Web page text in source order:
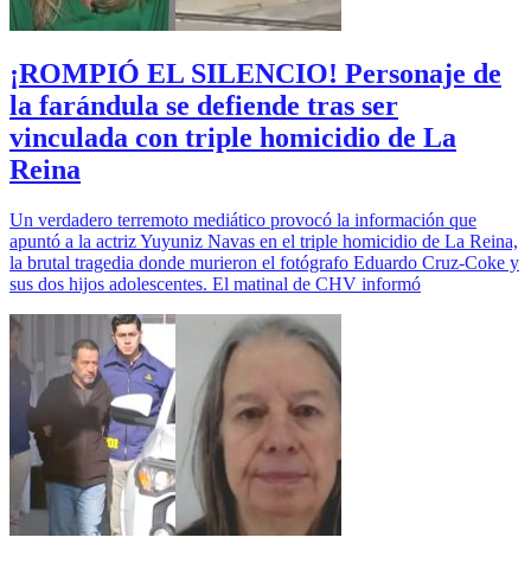
¡ROMPIÓ EL SILENCIO! Personaje de
la farándula se defiende tras ser
vinculada con triple homicidio de La
Reina
Un verdadero terremoto mediático provocó la información que
apuntó a la actriz Yuyuniz Navas en el triple homicidio de La Reina,
la brutal tragedia donde murieron el fotógrafo Eduardo Cruz-Coke y
sus dos hijos adolescentes. El matinal de CHV informó